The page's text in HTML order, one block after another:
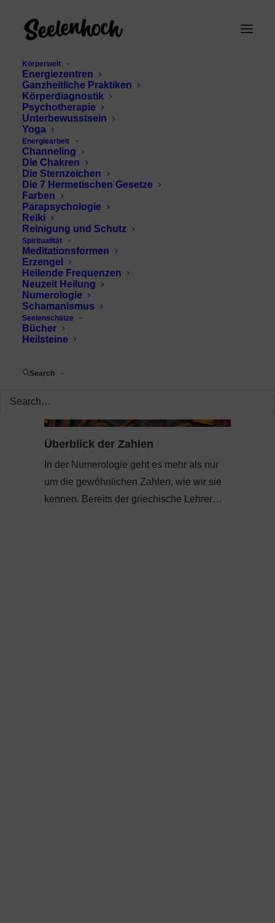
Körperwelt
Energiezentren
Ganzheitliche Praktiken
Körperdiagnostik
Psychotherapie
Unterbewusstsein
Yoga
Energiearbeit
Channeling
Die Chakren
Die Sternzeichen
Die 7 Hermetischen Gesetze
Farben
Parapsychologie
Reiki
Reinigung und Schutz
Spiritualität
Meditationsformen
Erzengel
Heilende Frequenzen
Neuzeit Heilung
Numerologie
Schamanismus
Seelenschätze
Bücher
Heilsteine
Search
Glückszahl
Überblick der Zahlen
In der Numerologie geht es mehr als nur
um die gewöhnlichen Zahlen, wie wir sie
kennen. Bereits der griechische Lehrer…